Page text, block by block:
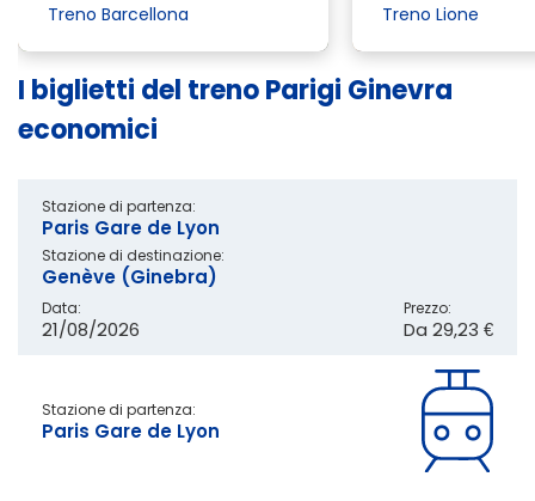
Treno Barcellona Treno Lione
I biglietti del treno Parigi Ginevra
economici
Stazione di partenza:
Paris Gare de Lyon
Stazione di destinazione:
Genève (Ginebra)
Data:
21/08/2026
Prezzo:
Da 29,23 €
Stazione di partenza:
Paris Gare de Lyon